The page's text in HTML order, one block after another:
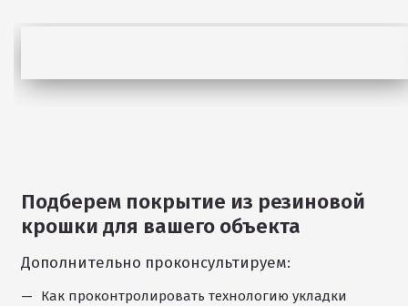
Подберем покрытие из резиновой
крошки для вашего объекта
Дополнительно проконсультируем:
Как проконтролировать технологию укладки